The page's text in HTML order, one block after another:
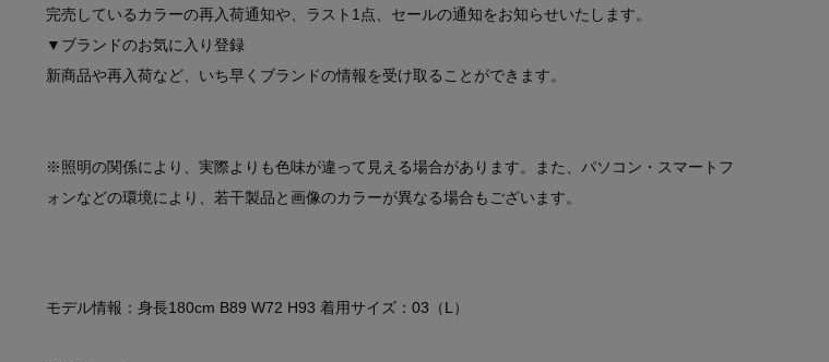
完売しているカラーの再入荷通知や、ラスト1点、セールの通知をお知らせいたします。
▼ブランドのお気に入り登録
新商品や再入荷など、いち早くブランドの情報を受け取ることができます。
※照明の関係により、実際よりも色味が違って見える場合があります。また、パソコン・スマートフ
ォンなどの環境により、若干製品と画像のカラーが異なる場合もございます。
モデル情報：身長180cm B89 W72 H93 着用サイズ：03（L）